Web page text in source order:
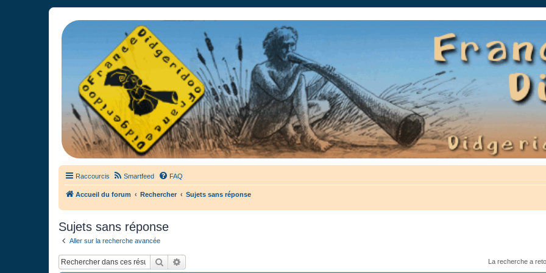
France Didgeridoo
Didgeridoo et Guimbarde sur France Didgeridoo - retrouvez la communauté.
Raccourcis Smartfeed FAQ
Accueil du forum Rechercher Sujets sans réponse
Sujets sans réponse
Aller sur la recherche avancée
Rechercher La recherche a